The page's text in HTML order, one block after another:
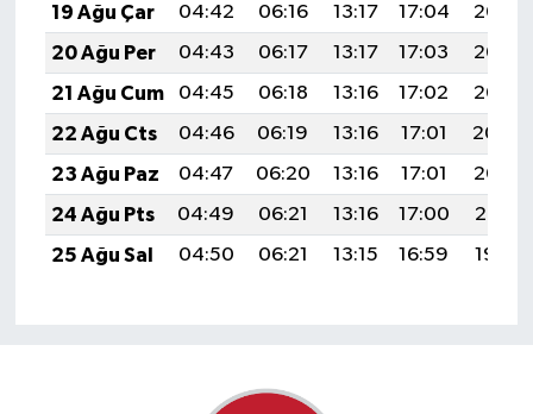
19 Ağu Çar
04:42 06:16 13:17 17:04
20:08
20 Ağu Per
04:43 06:17 13:17 17:03
20:07
21 Ağu Cum
04:45 06:18 13:16 17:02
20:05
22 Ağu Cts
04:46 06:19 13:16 17:01
20:04
23 Ağu Paz
04:47 06:20 13:16 17:01
20:02
24 Ağu Pts
04:49 06:21 13:16 17:00
20:01
25 Ağu Sal
04:50 06:21 13:15 16:59 19:59